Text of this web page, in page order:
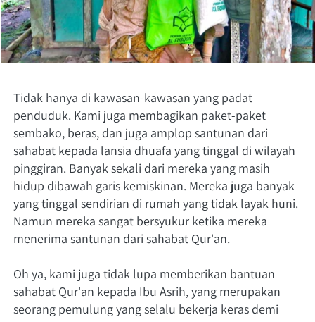
Tidak hanya di kawasan-kawasan yang padat
penduduk. Kami juga membagikan paket-paket
sembako, beras, dan juga amplop santunan dari
sahabat kepada lansia dhuafa yang tinggal di wilayah
pinggiran. Banyak sekali dari mereka yang masih
hidup dibawah garis kemiskinan. Mereka juga banyak
yang tinggal sendirian di rumah yang tidak layak huni.
Namun mereka sangat bersyukur ketika mereka
menerima santunan dari sahabat Qur'an.
Oh ya, kami juga tidak lupa memberikan bantuan
sahabat Qur'an kepada Ibu Asrih, yang merupakan
seorang pemulung yang selalu bekerja keras demi